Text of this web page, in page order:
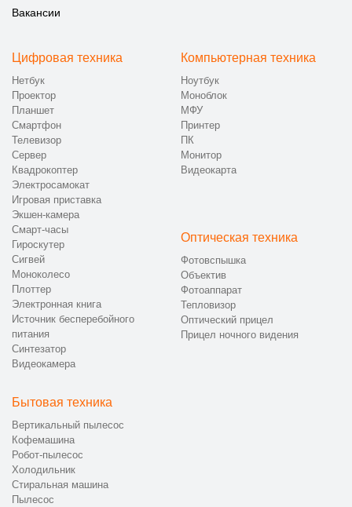
Вакансии
Цифровая техника
Нетбук
Проектор
Планшет
Смартфон
Телевизор
Сервер
Квадрокоптер
Электросамокат
Игровая приставка
Экшен-камера
Смарт-часы
Гироскутер
Сигвей
Моноколесо
Плоттер
Электронная книга
Источник бесперебойного
питания
Синтезатор
Видеокамера
Компьютерная техника
Ноутбук
Моноблок
МФУ
Принтер
ПК
Монитор
Видеокарта
Оптическая техника
Фотовспышка
Объектив
Фотоаппарат
Тепловизор
Оптический прицел
Прицел ночного видения
Бытовая техника
Вертикальный пылесос
Кофемашина
Робот-пылесос
Холодильник
Стиральная машина
Пылесос